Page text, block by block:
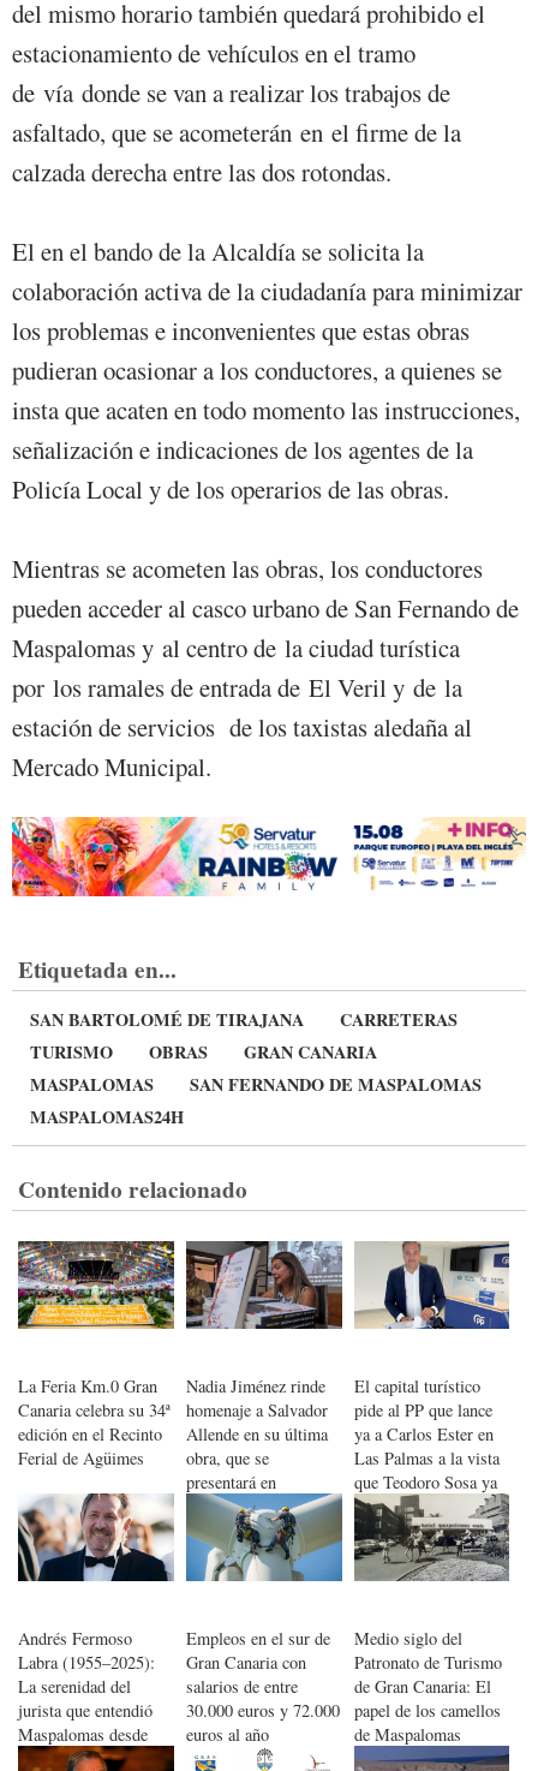
del mismo horario también quedará prohibido el
estacionamiento de vehículos en el tramo
de vía donde se van a realizar los trabajos de
asfaltado, que se acometerán en el firme de la
calzada derecha entre las dos rotondas.
El en el bando de la Alcaldía se solicita la
colaboración activa de la ciudadanía para minimizar
los problemas e inconvenientes que estas obras
pudieran ocasionar a los conductores, a quienes se
insta que acaten en todo momento las instrucciones,
señalización e indicaciones de los agentes de la
Policía Local y de los operarios de las obras.
Mientras se acometen las obras, los conductores
pueden acceder al casco urbano de San Fernando de
Maspalomas y al centro de la ciudad turística
por los ramales de entrada de El Veril y de la
estación de servicios de los taxistas aledaña al
Mercado Municipal.
Etiquetada en...
SAN BARTOLOMÉ DE TIRAJANA
CARRETERAS
TURISMO
OBRAS
GRAN CANARIA
MASPALOMAS
SAN FERNANDO DE MASPALOMAS
MASPALOMAS24H
Contenido relacionado
La Feria Km.0 Gran
Canaria celebra su 34ª
edición en el Recinto
Ferial de Agüimes
Nadia Jiménez rinde
homenaje a Salvador
Allende en su última
obra, que se
presentará en
Maspalomas
El capital turístico
pide al PP que lance
ya a Carlos Ester en
Las Palmas a la vista
que Teodoro Sosa ya
está en campaña
Andrés Fermoso
Labra (1955–2025):
La serenidad del
jurista que entendió
Maspalomas desde
dentro
Empleos en el sur de
Gran Canaria con
salarios de entre
30.000 euros y 72.000
euros al año
Medio siglo del
Patronato de Turismo
de Gran Canaria: El
papel de los camellos
de Maspalomas